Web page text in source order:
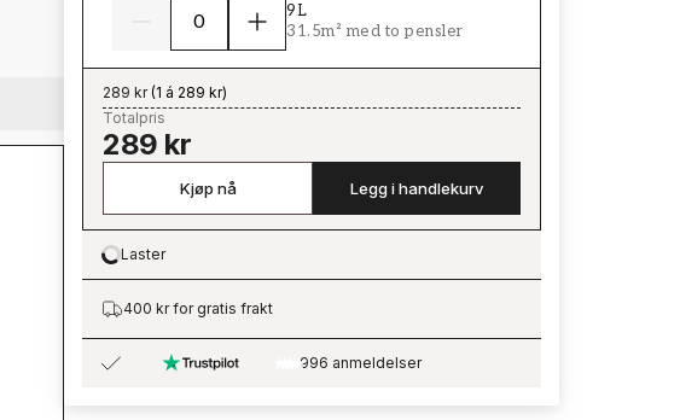
9L
31.5m² med to pensler
289 kr(1 á 289 kr)
Totalpris
289 kr
Kjøp nå Legg i handlekurv
Loading…
Laster
400 kr for gratis frakt
996 anmeldelser